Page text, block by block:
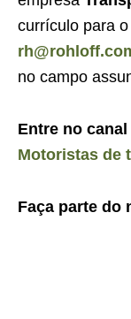
currículo para
no campo
Entre no
Motoristas de
Faça parte do